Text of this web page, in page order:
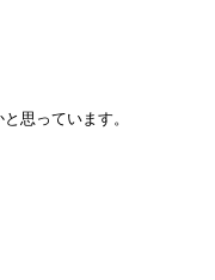
思っています。